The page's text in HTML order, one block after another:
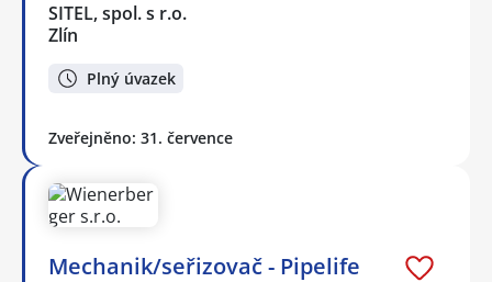
SITEL, spol. s r.o.
Zlín
Plný úvazek
Zveřejněno: 31. července
Mechanik/seřizovač - Pipelife